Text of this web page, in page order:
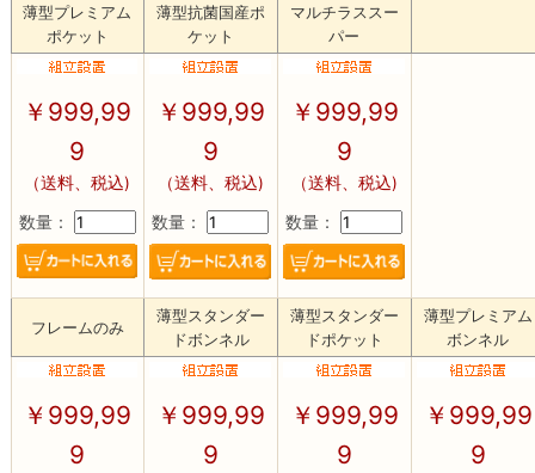
薄型プレミアム
ポケット
薄型抗菌国産ポ
ケット
マルチラススー
パー
￥ 999,99
9
（送料、税込)
数量：
￥ 999,99
9
（送料、税込)
数量：
￥ 999,99
9
（送料、税込)
数量：
フレームのみ
薄型スタンダー
ドボンネル
薄型スタンダー
ドポケット
薄型プレミアム
ボンネル
￥ 999,99
9
￥ 999,99
9
￥ 999,99
9
￥ 999,99
9